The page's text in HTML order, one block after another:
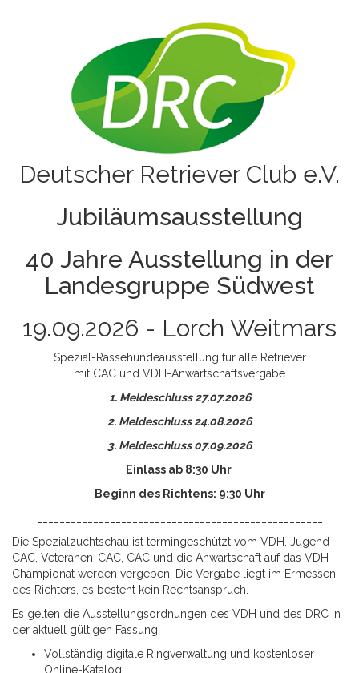
Deutscher Retriever Club e.V.
Jubiläumsausstellung
40 Jahre Ausstellung in der
Landesgruppe Südwest
19.09.2026 - Lorch Weitmars
Spezial-Rassehundeausstellung für alle Retriever
mit CAC und VDH-Anwartschaftsvergabe
1. Meldeschluss 27.07.2026
2. Meldeschluss 24.08.2026
3. Meldeschluss 07.09.2026
Einlass ab 8:30 Uhr
Beginn des Richtens: 9:30 Uhr
Die Spezialzuchtschau ist termingeschützt vom VDH. Jugend-
CAC, Veteranen-CAC, CAC und die Anwartschaft auf das VDH-
Championat werden vergeben. Die Vergabe liegt im Ermessen
des Richters, es besteht kein Rechtsanspruch.
Es gelten die Ausstellungsordnungen des VDH und des DRC in
der aktuell gültigen Fassung
Vollständig digitale Ringverwaltung und kostenloser
Online-Katalog